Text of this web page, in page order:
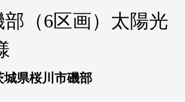
（6区画）太陽光
城県桜川市磯部